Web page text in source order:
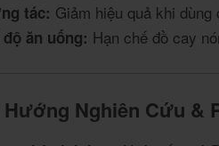
tác: Giảm hiệu quả khi
độ ăn uống: Hạn chế đồ cay
Hướng Nghiên Cứu &